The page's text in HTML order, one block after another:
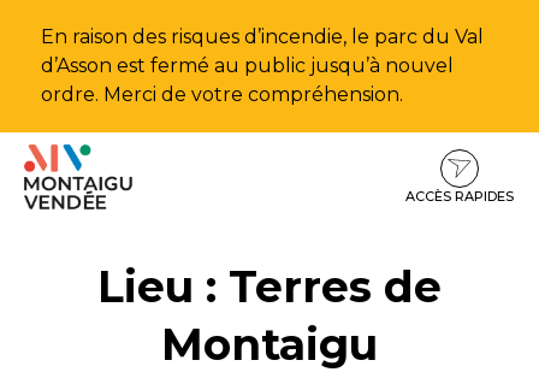
En raison des risques d’incendie, le parc du Val
d’Asson est fermé au public jusqu’à nouvel
ordre. Merci de votre compréhension.
Aller
Aller
contenu
Aller
pied
ACCÈS RAPIDES
Lieu : Terres de
Montaigu